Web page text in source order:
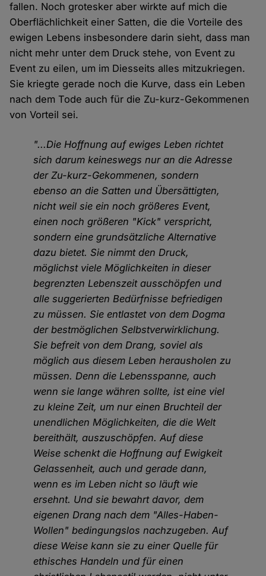
fallen. Noch grotesker aber wirkte auf mich die
Oberflächlichkeit einer Satten, die die Vorteile des
ewigen Lebens insbesondere darin sieht, dass man
nicht mehr unter dem Druck stehe, von Event zu
Event zu eilen, um im Diesseits alles mitzukriegen.
Sie kriegte gerade noch die Kurve, dass ein Leben
nach dem Tode auch für die Zu-kurz-Gekommenen
von Vorteil sei.
"...Die Hoffnung auf ewiges Leben richtet
sich darum keineswegs nur an die Adresse
der Zu-kurz-Gekommenen, sondern
ebenso an die Satten und Übersättigten,
nicht weil sie ein noch größeres Event,
einen noch größeren "Kick" verspricht,
sondern eine grundsätzliche Alternative
dazu bietet. Sie nimmt den Druck,
möglichst viele Möglichkeiten in dieser
begrenzten Lebenszeit ausschöpfen und
alle suggerierten Bedürfnisse befriedigen
zu müssen. Sie entlastet von dem Dogma
der bestmöglichen Selbstverwirklichung.
Sie befreit von dem Drang, soviel als
möglich aus diesem Leben herausholen zu
müssen. Denn die Lebensspanne, auch
wenn sie lange währen sollte, ist eine viel
zu kleine Zeit, um nur einen Bruchteil der
unendlichen Möglichkeiten, die die Welt
bereithält, auszuschöpfen. Auf diese
Weise schenkt die Hoffnung auf Ewigkeit
Gelassenheit, auch und gerade dann,
wenn es im Leben nicht so läuft wie
ersehnt. Und sie bewahrt davor, dem
eigenen Drang nach dem "Alles-Haben-
Wollen" bedingungslos nachzugeben. Auf
diese Weise kann sie zu einer Quelle für
ethisches Handeln und für einen